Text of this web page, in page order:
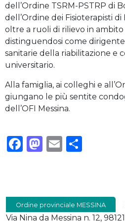
dell’Ordine TSRM-PSTRP di
dell’Ordine dei Fisioterapisti
oltre a ruoli di rilievo in ambito
distinguendosi come
sanitarie della riabilitazione e
universitario.
Alla famiglia, ai colleghi e
giungano le più sentite
dell’OFI Messina.
Facebook
Mastodon
Email
Ordine provinciale MESSINA
Via Nina da Messina n. 12,